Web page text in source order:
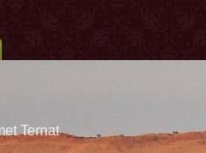
Ternat